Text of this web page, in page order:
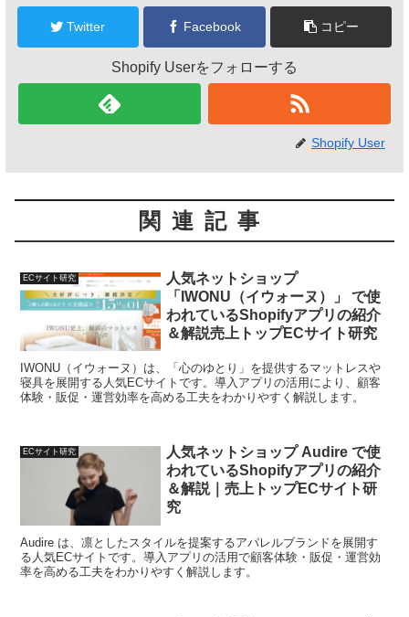
Twitter Facebook コピー
Shopify Userをフォローする
Shopify User
関連記事
ECサイト研究
人気ネットショップ
「IWONU（イウォーヌ）」 で使
われているShopifyアプリの紹介
＆解説売上トップECサイト研究
IWONU（イウォーヌ）は、「心のゆとり」を提供するマットレスや
寝具を展開する人気ECサイトです。導入アプリの活用により、顧客
体験・販促・運営効率を高める工夫をわかりやすく解説します。
ECサイト研究
人気ネットショップ Audire で使
われているShopifyアプリの紹介
＆解説｜売上トップECサイト研
究
Audire は、凛としたスタイルを提案するアパレルブランドを展開す
る人気ECサイトです。導入アプリの活用で顧客体験・販促・運営効
率を高める工夫をわかりやすく解説します。